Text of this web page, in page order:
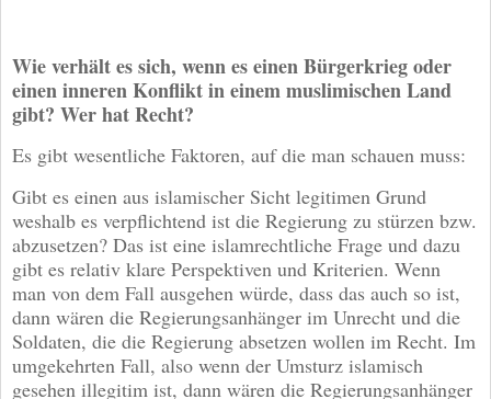
Wie verhält es sich, wenn es einen Bürgerkrieg oder
einen inneren Konflikt in einem muslimischen Land
gibt? Wer hat Recht?
Es gibt wesentliche Faktoren, auf die man schauen muss:
Gibt es einen aus islamischer Sicht legitimen Grund
weshalb es verpflichtend ist die Regierung zu stürzen bzw.
abzusetzen? Das ist eine islamrechtliche Frage und dazu
gibt es relativ klare Perspektiven und Kriterien. Wenn
man von dem Fall ausgehen würde, dass das auch so ist,
dann wären die Regierungsanhänger im Unrecht und die
Soldaten, die die Regierung absetzen wollen im Recht. Im
umgekehrten Fall, also wenn der Umsturz islamisch
gesehen illegitim ist, dann wären die Regierungsanhänger